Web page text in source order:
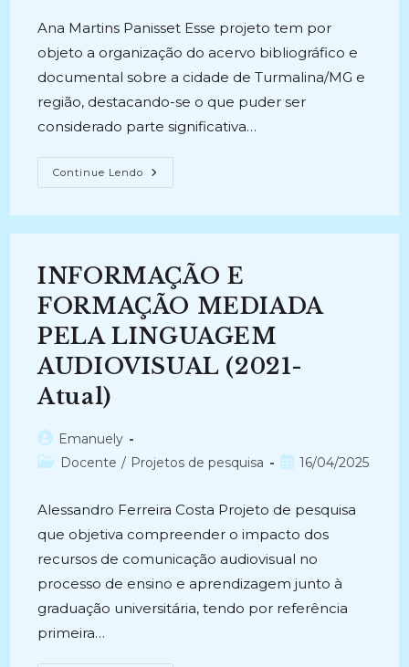
Ana Martins Panisset Esse projeto tem por
objeto a organização do acervo bibliográfico e
documental sobre a cidade de Turmalina/MG e
região, destacando-se o que puder ser
considerado parte significativa…
Continue Lendo CENTRO
DE
ARTÍSTICA
TURMALINA/MG:
Acervo
Documental,
Coleção
Valdivino
Ferreira
E
Das
Festas
Artísticas
(2021-
Atual)
INFORMAÇÃO E
FORMAÇÃO MEDIADA
PELA LINGUAGEM
AUDIOVISUAL (2021-
Atual)
Autor
do
Emanuely
Categoria
Docente / Projetos de pesquisa
Post16/04/2025
Alessandro Ferreira Costa Projeto de pesquisa
que objetiva compreender o impacto dos
recursos de comunicação audiovisual no
processo de ensino e aprendizagem junto à
graduação universitária, tendo por referência
primeira…